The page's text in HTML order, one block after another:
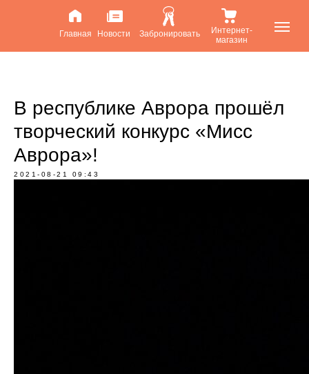
Главная Новости Забронировать
Интернет-
магазин
В республике Аврора прошёл
творческий конкурс «Мисс
Аврора»!
2021-08-21 09:43